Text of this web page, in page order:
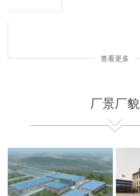
查看更多
厂景厂貌